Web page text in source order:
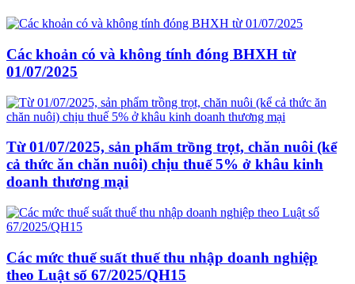
Các khoản có và không tính đóng BHXH từ
01/07/2025
Từ 01/07/2025, sản phẩm trồng trọt, chăn nuôi (kể
cả thức ăn chăn nuôi) chịu thuế 5% ở khâu kinh
doanh thương mại
Các mức thuế suất thuế thu nhập doanh nghiệp
theo Luật số 67/2025/QH15